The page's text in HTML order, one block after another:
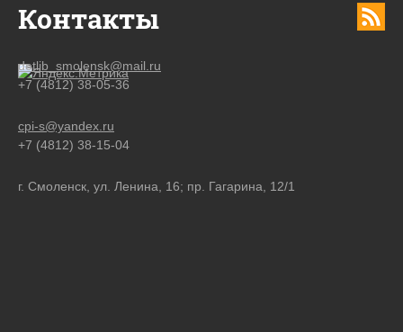
Контакты
detlib_smolensk@mail.ru
+7 (4812) 38-05-36
cpi-s@yandex.ru
+7 (4812) 38-15-04
г. Смоленск, ул. Ленина, 16; пр. Гагарина, 12/1